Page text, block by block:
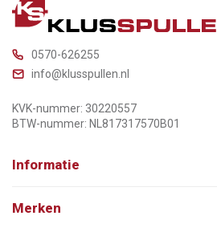
0570-626255
info@klusspullen.nl
KVK-nummer: 30220557
BTW-nummer: NL817317570B01
Informatie
Merken